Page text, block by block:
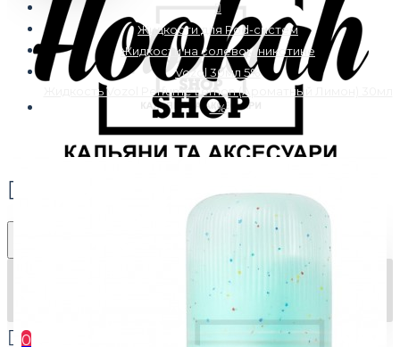
0
Жидкости для Pod-систем
Жидкости на солевом никотине
Vozol 30мл 5%
Жидкость Vozol Perfume Lemon (Ароматный Лимон) 30мл
5%